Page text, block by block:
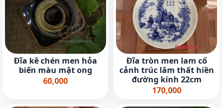
Đĩa kê chén men hỏa
biến màu mật ong
60,000
Đĩa tròn men lam cổ
cảnh trúc lâm thất hiền
đường kính 22cm
170,000